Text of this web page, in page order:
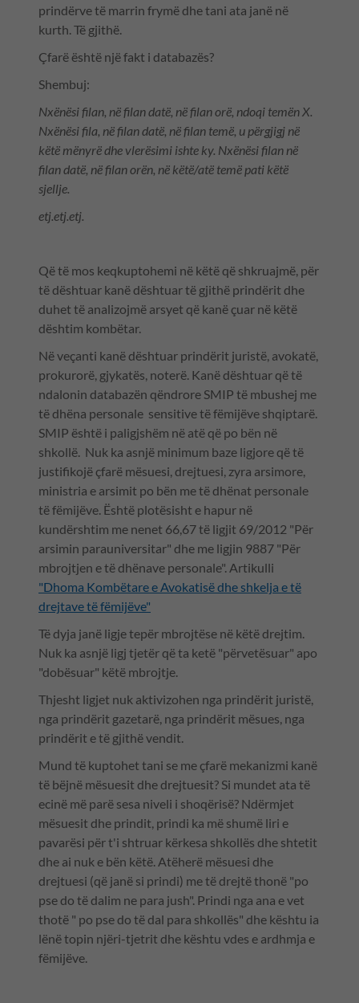
prindërve të marrin frymë dhe tani ata janë në
kurth. Të gjithë.
Çfarë është një fakt i databazës?
Shembuj:
Nxënësi filan, në filan datë, në filan orë, ndoqi temën X.
Nxënësi fila, në filan datë, në filan temë, u përgjigj në
këtë mënyrë dhe vlerësimi ishte ky. Nxënësi filan në
filan datë, në filan orën, në këtë/atë temë pati këtë
sjellje.
etj.etj.etj.
Që të mos keqkuptohemi në këtë që shkruajmë, për
të dështuar kanë dështuar të gjithë prindërit dhe
duhet të analizojmë arsyet që kanë çuar në këtë
dështim kombëtar.
Në veçanti kanë dështuar prindërit juristë, avokatë,
prokurorë, gjykatës, noterë. Kanë dështuar që të
ndalonin databazën qëndrore SMIP të mbushej me
të dhëna personale sensitive të fëmijëve shqiptarë.
SMIP është i paligjshëm në atë që po bën në
shkollë. Nuk ka asnjë minimum baze ligjore që të
justifikojë çfarë mësuesi, drejtuesi, zyra arsimore,
ministria e arsimit po bën me të dhënat personale
të fëmijëve. Është plotësisht e hapur në
kundërshtim me nenet 66,67 të ligjit 69/2012 "Për
arsimin parauniversitar" dhe me ligjin 9887 "Për
mbrojtjen e të dhënave personale". Artikulli
"Dhoma Kombëtare e Avokatisë dhe shkelja e të
drejtave të fëmijëve"
Të dyja janë ligje tepër mbrojtëse në këtë drejtim.
Nuk ka asnjë ligj tjetër që ta ketë "përvetësuar" apo
"dobësuar" këtë mbrojtje.
Thjesht ligjet nuk aktivizohen nga prindërit juristë,
nga prindërit gazetarë, nga prindërit mësues, nga
prindërit e të gjithë vendit.
Mund të kuptohet tani se me çfarë mekanizmi kanë
të bëjnë mësuesit dhe drejtuesit? Si mundet ata të
ecinë më parë sesa niveli i shoqërisë? Ndërmjet
mësuesit dhe prindit, prindi ka më shumë liri e
pavarësi për t'i shtruar kërkesa shkollës dhe shtetit
dhe ai nuk e bën këtë. Atëherë mësuesi dhe
drejtuesi (që janë si prindi) me të drejtë thonë "po
pse do të dalim ne para jush". Prindi nga ana e vet
thotë " po pse do të dal para shkollës" dhe kështu ia
lënë topin njëri-tjetrit dhe kështu vdes e ardhmja e
fëmijëve.